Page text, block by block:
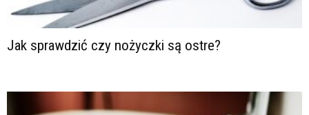
Jak sprawdzić czy nożyczki są ostre?